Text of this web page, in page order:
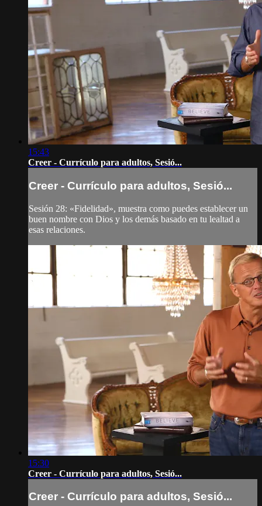
15:43
Creer - Currículo para adultos, Sesió...
Creer - Currículo para adultos, Sesió...
Sesión 28: «Fidelidad», muestra como puedes establecer un
buen nombre con Dios y los demás basado en tu lealtad a
esas relaciones.
15:30
Creer - Currículo para adultos, Sesió...
Creer - Currículo para adultos, Sesió...